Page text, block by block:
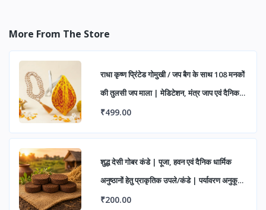
More From The Store
राधा कृष्ण प्रिंटेड गोमुखी / जप बैग के साथ 108 मनकों
की तुलसी जप माला | मेडिटेशन, मंत्र जाप एवं दैनिक
पूजा हेतु (पैक ऑफ 1)
₹499.00
शुद्ध देसी गोबर कंडे | पूजा, हवन एवं दैनिक धार्मिक
अनुष्ठानों हेतु प्राकृतिक उपले/कंडे | पर्यावरण अनुकूल
एवं पारंपरिक उपयोग के लिए उत्तम
₹200.00